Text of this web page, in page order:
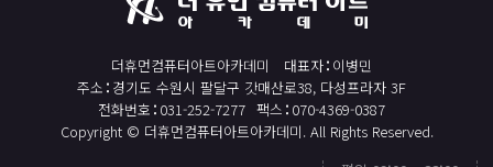
더휴먼컴퓨터아트아카데미 대표자 이병민
주소 경기도 수원시 팔달구 갓매산로38, 다성프라자 3F
전화번호 031-252-7277 팩스 070-4369-0387
Copyright © 더휴먼컴퓨터아트아카데미. All Rights Reserved.
일러스트 자격증 취득과정(GTQi 1급)
전산회계 1급 / FAT 1급 자격증 취득과정
전산세무 2급 / TAT 2급 자격증 취득과정